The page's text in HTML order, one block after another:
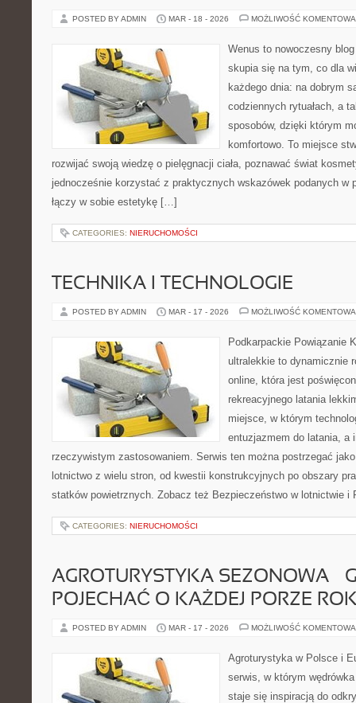
POSTED BY ADMIN MAR - 18 - 2026 MOŻLIWOŚĆ
Wenus to nowoczesny
skupia się na tym, co dla
każdego dnia: na dobrym
codziennych rytuałach, a
sposobów, dzięki którym
komfortowo. To miejsce
rozwijać swoją wiedzę o pielęgnacji ciała, poznawać świat
jednocześnie korzystać z praktycznych wskazówek podanych w
łączy w sobie estetykę […]
CATEGORIES: NIERUCHOMOŚCI
TECHNIKA I TECHNOLOGIE
POSTED BY ADMIN MAR - 17 - 2026 MOŻLIWOŚĆ
Podkarpackie Powiązanie
ultralekkie to dynamicznie
online, która jest
rekreacyjnego latania
miejsce, w którym
entuzjazmem do latania, a
rzeczywistym zastosowaniem. Serwis ten można postrzegać
lotnictwo z wielu stron, od kwestii konstrukcyjnych po obszary
statków powietrznych. Zobacz też Bezpieczeństwo w lotnictwie
CATEGORIES: NIERUCHOMOŚCI
AGROTURYSTYKA SEZONOWA –
POJECHAĆ O KAŻDEJ PORZE
POSTED BY ADMIN MAR - 17 - 2026 MOŻLIWOŚĆ
Agroturystyka w Polsce i
serwis, w którym
staje się inspiracją do